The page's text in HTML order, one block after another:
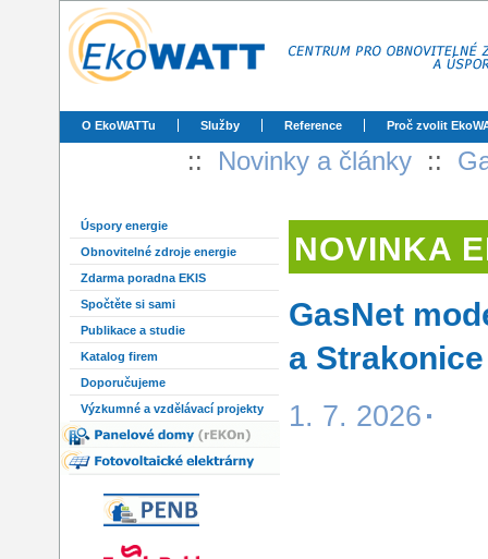
O EkoWATTu Služby Reference Proč zvolit
:: Novinky a články ::
Úspory energie
Obnovitelné zdroje energie
Zdarma poradna EKIS
Spočtěte si sami
Publikace a studie
Katalog firem
Doporučujeme
Výzkumné a vzdělávací projekty
NOVINKA
GasNet
a Strakonice
1. 7. 2026